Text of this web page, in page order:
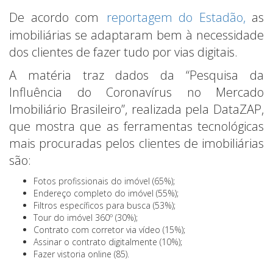
De acordo com
reportagem do Estadão, as
imobiliárias se adaptaram bem à necessidade
dos clientes de fazer tudo por vias digitais.
A matéria traz dados da “Pesquisa da
Influência do Coronavírus no Mercado
Imobiliário Brasileiro”, realizada pela DataZAP,
que mostra que as ferramentas tecnológicas
mais procuradas pelos clientes de imobiliárias
são:
Fotos profissionais do imóvel (65%);
Endereço completo do imóvel (55%);
Filtros específicos para busca (53%);
Tour do imóvel 360º (30%);
Contrato com corretor via vídeo (15%);
Assinar o contrato digitalmente (10%);
Fazer vistoria online (85).